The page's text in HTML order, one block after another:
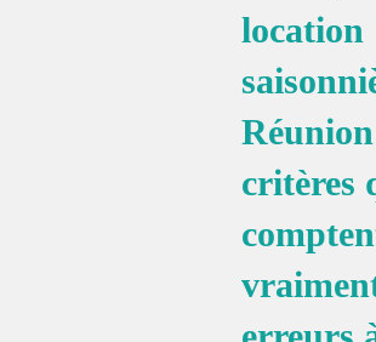
location
critères